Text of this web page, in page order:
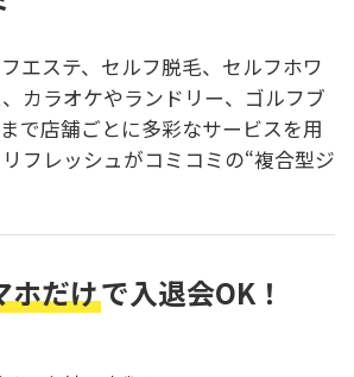
エステ、セルフ脱毛、セルフホワ
カラオケやランドリー、ゴルフブ
で店舗ごとに多彩なサービスを用
フレッシュがコミコミの“複合型ジ
ホだけで入退会OK！